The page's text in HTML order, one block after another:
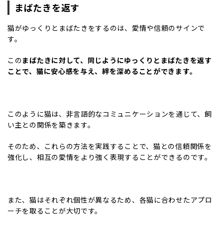
まばたきを返す
猫がゆっくりとまばたきをするのは、愛情や信頼のサインで
す。
このまばたきに対して、同じようにゆっくりとまばたきを返す
ことで、猫に安心感を与え、絆を深めることができます。
このように猫は、非言語的なコミュニケーションを通じて、飼
い主との関係を築きます。
そのため、これらの方法を実践することで、猫との信頼関係を
強化し、相互の愛情をより強く表現することができるのです。
また、猫はそれぞれ個性が異なるため、各猫に合わせたアプロ
ーチを取ることが大切です。